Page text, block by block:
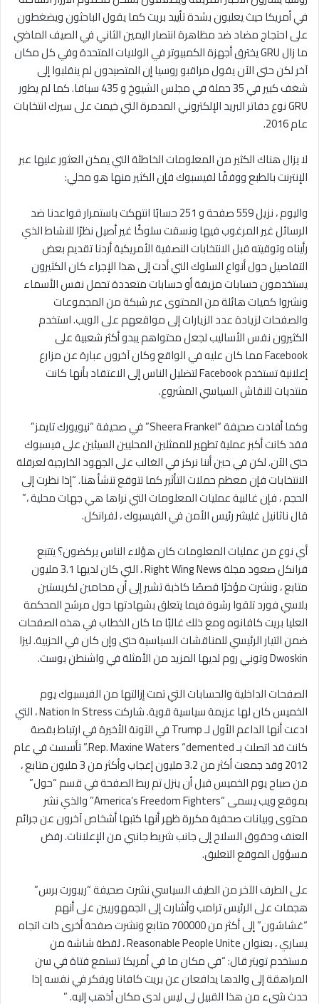
في أمريكا حيث يعلبون بشدة تأييد بريت كما يقول الباحثون ويضغطون
على احتجاج مضاد ضد مظاهرة انتصار اليمين الثاني في الصيف الماضي
ما زال GRU يخترق أجهزة الكمبيوتر في الولايات المتحدة وفي كل مكان
آخر لكن حتى الآن يقول مراقبو روسيا إن المتصيدون لم ينقلبوا إلى
شغف كبير في 35 حملة في مجلس الشيوخ و 435 سباقا. كما لم يطور
GRU نوع دفاتر البريد الإلكتروني المدمرة التي خيمت على سيرك انتخابات
عام 2016.
لا يزال هناك الكثير من المعلومات الخاطئة التي يمكن العثور عليها عبر
الإنترنت بالطبع ووفقًا لفيسبوك فإن الكثير منها هو محلي:
واليوم ، نزيل 559 صفحة و 251 حسابًا انتهكت باستمرار قواعدنا ضد
الرسائل غير المرغوب فيها ونسقت سلوكًا غير أصيل نظرًا للنشاط الذي
رأيناه وتوقيته قبل الانتخابات النصفية الأمريكية أردنا تقديم بعض
التفاصيل حول أنواع السلوك التي أدت إلى هذا الإجراء كان الكثيرون
يستخدمون حسابات مزيفة أو حسابات متعددة تحمل نفس الأسماء
ونشروا كميات هائلة من المحتوى عبر شبكة من المجموعات
والصفحات لزيادة عدد الزيارات إلى مواقعهم على الويب. استخدم
الكثيرون نفس الأساليب لجعل محتواهم يبدو أكثر شعبية على
Facebook مما كان عليه في الواقع وكان آخرون عبارة عن مزارع
إعلانية تستخدم Facebook لتضليل الناس إلى الاعتقاد بأنها كانت
منتديات للنقاش السياسي المشروع.
وكما أفادت صحيفة “Sheera Frankel” في صحيفة “نيويورك تايمز”
فقد كانت أكبر عملية تطهير للممثلين المحليين السيئين على فيسبوك
حتى الآن. لكن في حين أننا نركز في الغالب على الجهود الخارجية لعرقلة
الانتخابات فإن معظم حملات التأثير كما تتوقع تنشأ هنا. “إذا نظرت إلى
الحجم ، فإن غالبية عمليات المعلومات التي نراها هي جهات محلية ،”
قال ناثانيل غليشر رئيس الأمن في الفيسبوك ، لفرانكل.
أي نوع من عمليات المعلومات كان هؤلاء الناس يركضون؟ يتتبع
فرانكل صعود مجلة Right Wing News ، التي كان لديها 3.1 مليون
متابع ، ونشرت مؤخرًا قصصًا كاذبة تشير إلى أن محامين لكريستين
بلاسي فورد تلقوا رشوة فيما يتعلق بشهادتها حول مرشح المحكمة
العليا بريت كافانوه ومع ذلك غالبًا ما كان الخطاب في هذه الصفحات
ضمن التيار الرئيسي للمناقشات السياسية حتى وإن كان في الحزبية. ليزا
Dwoskin وتوني روم لديها المزيد من الأمثلة في واشنطن بوست.
الصفحات الداخلية والحسابات التي تمت إزالتها من الفيسبوك يوم
الخميس كان لها عزيمة سياسية قوية. شاركت Nation In Stress ، التي
ادعت أنها الداعم الأول لـ Trump في الآونة الأخيرة في ارتباط بقصة
كانت قد اتصلت بـ Rep. Maxine Waters “demented.” تأسست في عام
2012 وقد جمعت أكثر من 3.2 مليون إعجاب وأكثر من 3 مليون متابع ،
من صباح يوم الخميس قبل أن ينزل تم ربط الصفحة في قسم “حول”
بموقع ويب يسمى “America’s Freedom Fighters” والذي نشر
محتوى وبيانات صحفية مكررة ظهر أنها كتبها أشخاص آخرون عن جرائم
العنف وحقوق السلاح إلى جانب شريط جانبي من الإعلانات. رفض
مسؤول الموقع التعليق.
على الطرف الآخر من الطيف السياسي نشرت صحيفة “ريبورت برس”
هجمات على الرئيس ترامب وأشارت إلى الجمهوريين على أنهم
“غشاشون” إلى أكثر من 700000 متابع ونشرت صفحة أخرى ذات اتجاه
يساري ، بعنوان Reasonable People Unite ، لقطة شاشة من
مستخدم تويتر قال: “في مكان ما في أمريكا تستمع فتاة في سن
المراهقة إلى والدها يدافعان عن بريت كافانا ويفكر في نفسه إذا
حدث شيء من هذا القبيل لي ليس لدي مكان أذهب إليه. ”